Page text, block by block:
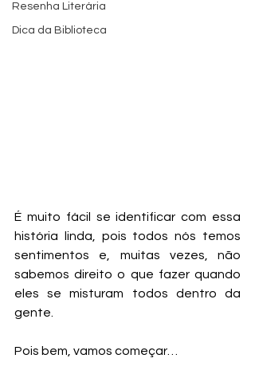
Resenha Literária
Dica da Biblioteca
É muito fácil se identificar com essa
história linda, pois todos nós temos
sentimentos e, muitas vezes, não
sabemos direito o que fazer quando
eles se misturam todos dentro da
gente.
Pois bem, vamos começar…